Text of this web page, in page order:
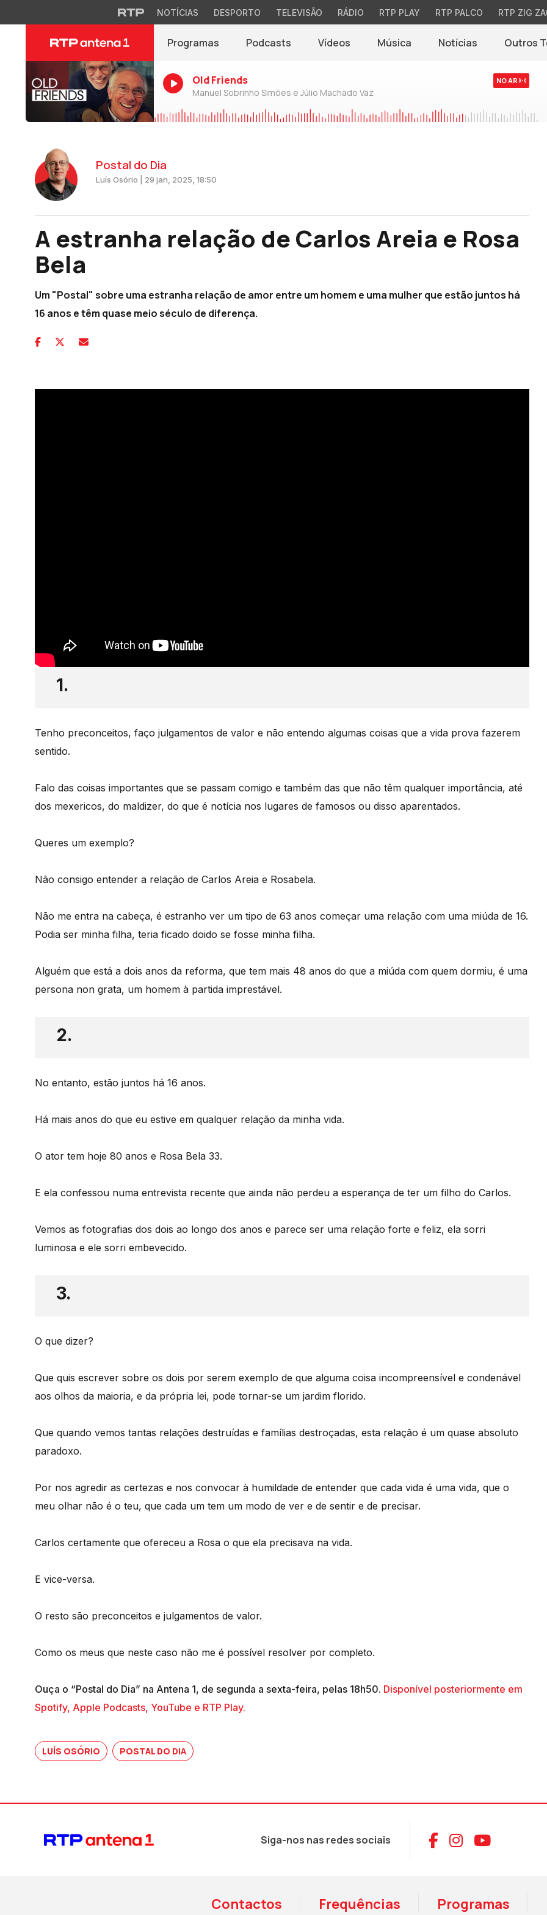
NOTÍCIAS DESPORTO TELEVISÃO RÁDIO RTP PLAY RTP PALCO RTP ZIG
Programas Podcasts Vídeos Música Notícias(abre em nova
Outros
Old Friends
Manuel Sobrinho Simões e Júlio Machado Vaz
NO AR
Postal do Dia
Luís Osório | 29 jan, 2025, 18:50
A estranha relação de Carlos Areia e Rosa
Bela
Um "Postal" sobre uma estranha relação de amor entre um homem e uma mulher que estão juntos há
16 anos e têm quase meio século de diferença.
1.
Tenho preconceitos, faço julgamentos de valor e não entendo algumas coisas que a vida prova fazerem
sentido.
Falo das coisas importantes que se passam comigo e também das que não têm qualquer importância, até
dos mexericos, do maldizer, do que é notícia nos lugares de famosos ou disso aparentados.
Queres um exemplo?
Não consigo entender a relação de Carlos Areia e Rosabela.
Não me entra na cabeça, é estranho ver um tipo de 63 anos começar uma relação com uma miúda de 16.
Podia ser minha filha, teria ficado doido se fosse minha filha.
Alguém que está a dois anos da reforma, que tem mais 48 anos do que a miúda com quem dormiu, é uma
persona non grata, um homem à partida imprestável.
2.
No entanto, estão juntos há 16 anos.
Há mais anos do que eu estive em qualquer relação da minha vida.
O ator tem hoje 80 anos e Rosa Bela 33.
E ela confessou numa entrevista recente que ainda não perdeu a esperança de ter um filho do Carlos.
Vemos as fotografias dos dois ao longo dos anos e parece ser uma relação forte e feliz, ela sorri
luminosa e ele sorri embevecido.
3.
O que dizer?
Que quis escrever sobre os dois por serem exemplo de que alguma coisa incompreensível e condenável
aos olhos da maioria, e da própria lei, pode tornar-se um jardim florido.
Que quando vemos tantas relações destruídas e famílias destroçadas, esta relação é um quase absoluto
paradoxo.
Por nos agredir as certezas e nos convocar à humildade de entender que cada vida é uma vida, que o
meu olhar não é o teu, que cada um tem um modo de ver e de sentir e de precisar.
Carlos certamente que ofereceu a Rosa o que ela precisava na vida.
E vice-versa.
O resto são preconceitos e julgamentos de valor.
Como os meus que neste caso não me é possível resolver por completo.
Ouça o “Postal do Dia” na Antena 1, de segunda a sexta-feira, pelas 18h50. Disponível posteriormente em
Spotify, Apple Podcasts, YouTube e RTP Play.
LUÍS OSÓRIO POSTAL DO DIA
Siga-nos nas redes sociais Aceder ao
Aceder ao
Aceder
Contactos Frequências Programas